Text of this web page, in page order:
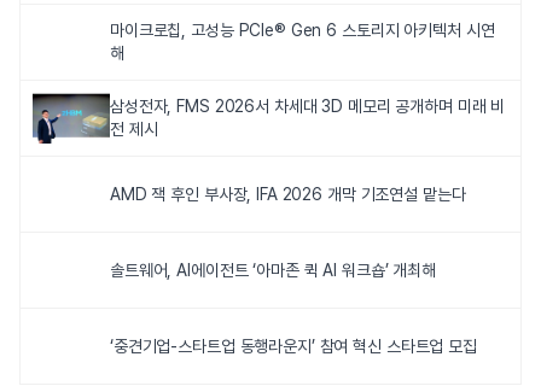
마이크로칩, 고성능 PCIe® Gen 6 스토리지 아키텍처 시연
해
삼성전자, FMS 2026서 차세대 3D 메모리 공개하며 미래 비
전 제시
AMD 잭 후인 부사장, IFA 2026 개막 기조연설 맡는다
솔트웨어, AI에이전트 ‘아마존 퀵 AI 워크숍’ 개최해
‘중견기업-스타트업 동행라운지’ 참여 혁신 스타트업 모집